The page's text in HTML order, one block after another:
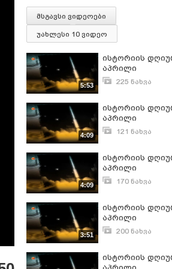
მსგავსი ვიდეოები
უახლესი 10 ვიდეო
5:53
ისტორიის
აპრილი
225 ნახვა
4:09
ისტორიის
აპრილი
121 ნახვა
4:09
ისტორიის
აპრილი
170 ნახვა
3:51
ისტორიის
აპრილი
200 ნახვა
ისტორიის